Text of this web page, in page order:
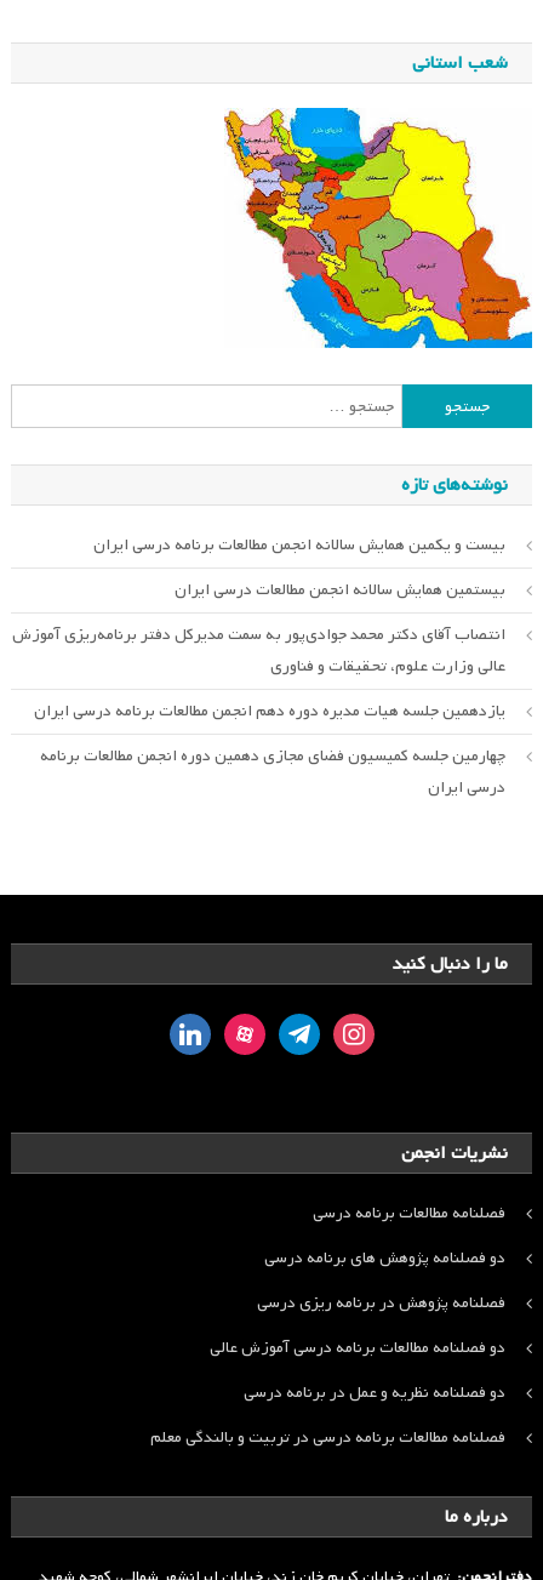
شعب استانی
جستجو
برای:
نوشته‌های تازه
بیست و یکمین همایش سالانه انجمن مطالعات برنامه درسی ایران
بیستمین همایش سالانه انجمن مطالعات درسی ایران
انتصاب آقای دکتر محمد جوادی‌پور به سمت مدیرکل دفتر برنامه‌ریزی آموزش
عالی وزارت علوم، تحقیقات و فناوری
یازدهمین جلسه هیات مدیره دوره دهم انجمن مطالعات برنامه درسی ایران
چهارمین جلسه کمیسیون فضای مجازی دهمین دوره انجمن مطالعات برنامه
درسی ایران
ما را دنبال کنید
instagram
telegram
aparat
linkedin
نشریات انجمن
فصلنامه مطالعات برنامه درسی
دو فصلنامه پژوهش های برنامه درسی
فصلنامه پژوهش در برنامه ریزی درسی
دو فصلنامه مطالعات برنامه درسی آموزش عالی
دو فصلنامه نظریه و عمل در برنامه درسی
فصلنامه مطالعات برنامه درسی در تربیت و بالندگی معلم
درباره ما